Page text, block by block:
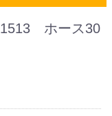
ホース30